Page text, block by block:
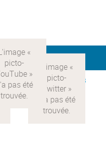
française > Recherche >
3
les citoyens > projets